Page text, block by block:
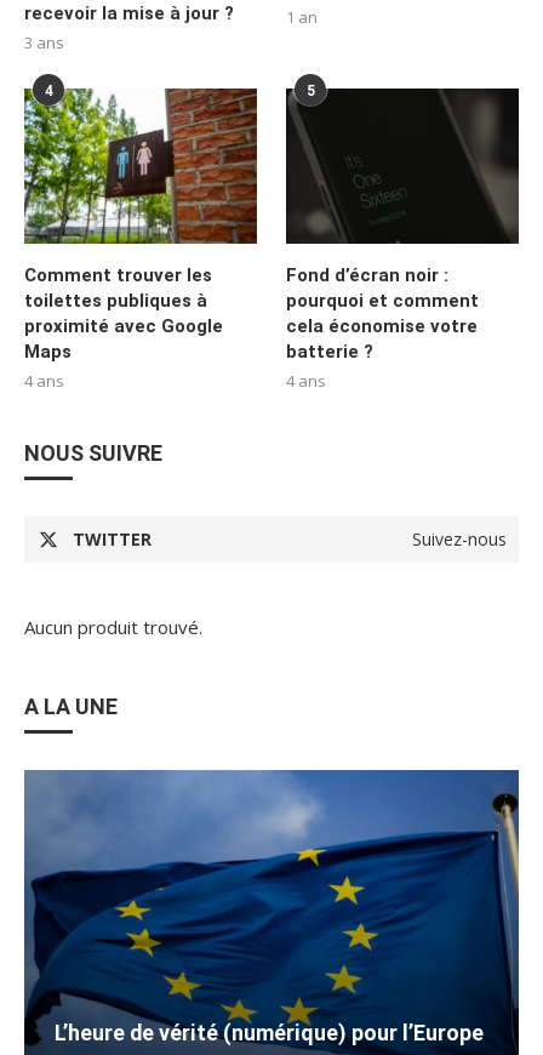
recevoir la mise à jour ?
3 ans
1 an
4
Comment trouver les
toilettes publiques à
proximité avec Google
Maps
4 ans
5
Fond d’écran noir :
pourquoi et comment
cela économise votre
batterie ?
4 ans
NOUS SUIVRE
TWITTER Suivez-nous
Aucun produit trouvé.
A LA UNE
L’heure de vérité (numérique) pour l’Europe